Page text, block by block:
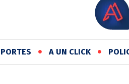
A UN CLICK